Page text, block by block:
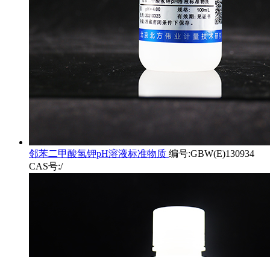
邻苯二甲酸氢钾pH溶液标准物质 编号:GBW(E)130934
CAS号:/